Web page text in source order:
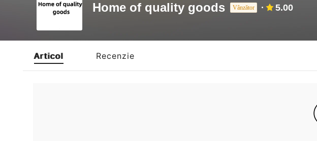
Home of quality goods Vânzător 5.00
Articol Recenzie